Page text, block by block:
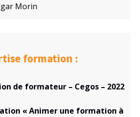
Morin
formation :
de formateur – Cegos – 2022
« Animer une formation à